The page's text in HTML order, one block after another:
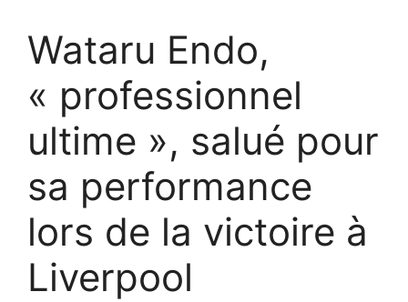
Wataru Endo,
« professionnel
ultime », salué pour
sa performance
lors de la victoire à
Liverpool